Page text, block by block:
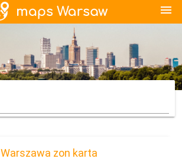
menu
Warszawa zon karta